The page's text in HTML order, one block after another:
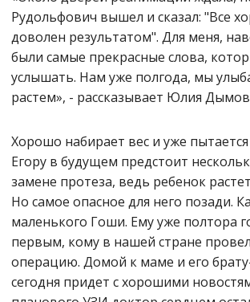
Рудольфович вышел и сказал: "Все
доволен результатом". Для меня,
были самые прекрасные слова,
услышать. Нам уже полгода, мы
растем», - рассказывает Юлия
Хорошо набирает вес и уже
Егору в будущем предстоит
замене протеза, ведь ребенок
Но самое опасное для него позади.
маленького Гоши. Ему уже полтора
первым, кому в нашей стране
операцию. Домой к маме и его
сегодня придет с хорошими